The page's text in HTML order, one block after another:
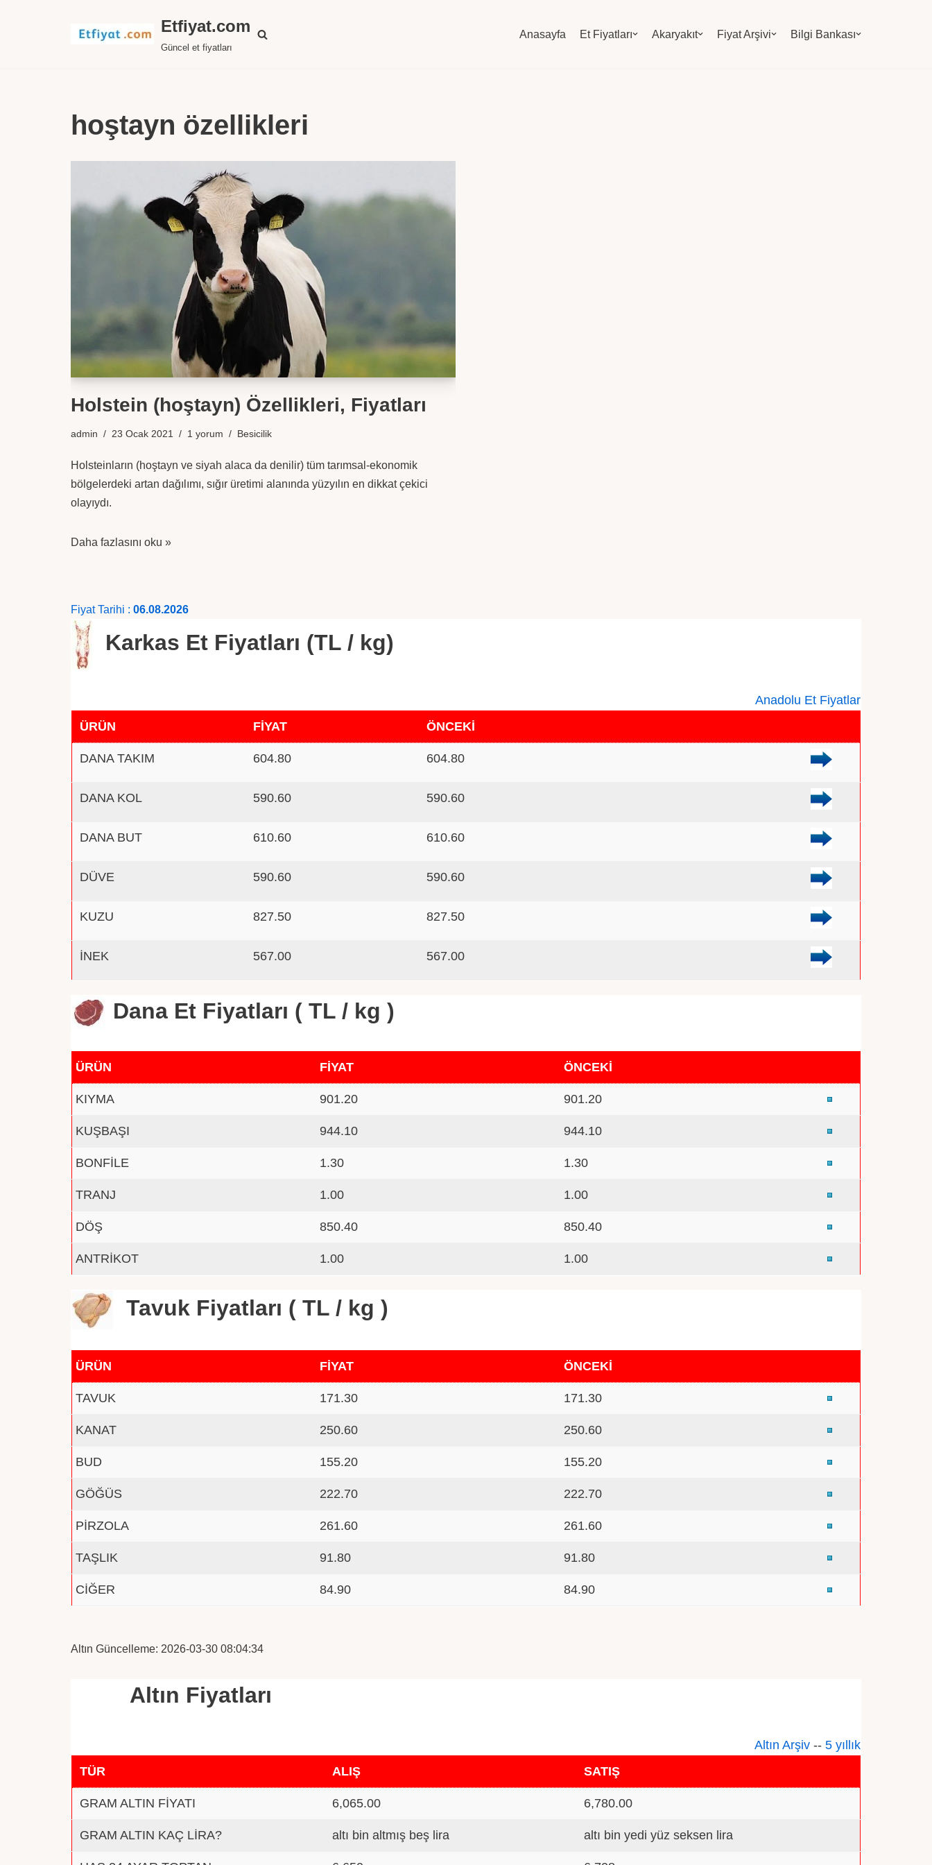
Etfiyat.com
Güncel et fiyatları
Anasayfa Et Fiyatları Akaryakıt Fiyat Arşivi Bilgi Bankası
hoştayn özellikleri
Holstein (hoştayn) Özellikleri, Fiyatları
admin 23 Ocak 2021 1 yorum Besicilik
Holsteinların (hoştayn ve siyah alaca da denilir) tüm tarımsal-ekonomik
bölgelerdeki artan dağılımı, sığır üretimi alanında yüzyılın en dikkat çekici
olayıydı.
Daha fazlasını oku »
Fiyat Tarihi : 06.08.2026
Karkas Et Fiyatları (TL / kg)
Anadolu Et Fiyatlar
ÜRÜN
FİYAT ÖNCEKİ
DANA TAKIM 604.80 604.80
DANA KOL 590.60 590.60
DANA BUT 610.60 610.60
DÜVE 590.60 590.60
KUZU 827.50 827.50
İNEK 567.00 567.00
Dana Et Fiyatları ( TL / kg )
ÜRÜN FİYAT ÖNCEKİ
KIYMA 901.20 901.20
KUŞBAŞI 944.10 944.10
BONFİLE 1.30 1.30
TRANJ 1.00 1.00
DÖŞ 850.40 850.40
ANTRİKOT 1.00 1.00
Tavuk Fiyatları ( TL / kg )
ÜRÜN FİYAT ÖNCEKİ
TAVUK 171.30 171.30
KANAT 250.60 250.60
BUD 155.20 155.20
GÖĞÜS 222.70 222.70
PİRZOLA 261.60 261.60
TAŞLIK 91.80 91.80
CİĞER 84.90 84.90
Altın Güncelleme: 2026-03-30 08:04:34
Altın Fiyatları
Altın Arşiv -- 5 yıllık
TÜR
ALIŞ SATIŞ
GRAM ALTIN FİYATI 6,065.00 6,780.00
GRAM ALTIN KAÇ LİRA? altı bin altmış beş lira altı bin yedi yüz seksen lira